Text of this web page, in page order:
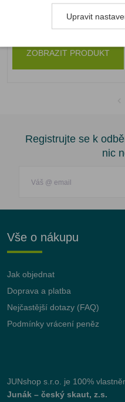
Není skladem
47 Kč
ZOBRAZIT PRODUKT
Registrujte se k
nic
Vše o nákupu
Jak objednat
Doprava a platba
Nejčastější dotazy (FAQ)
Podmínky vrácení peněz
JUNshop s.r.o.
je 100%
Junák – český skaut, z.s.
Upravit